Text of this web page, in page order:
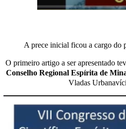
A prece inicial ficou a cargo do
O primeiro artigo a ser apresentado
Conselho Regional Espírita de
Vladas